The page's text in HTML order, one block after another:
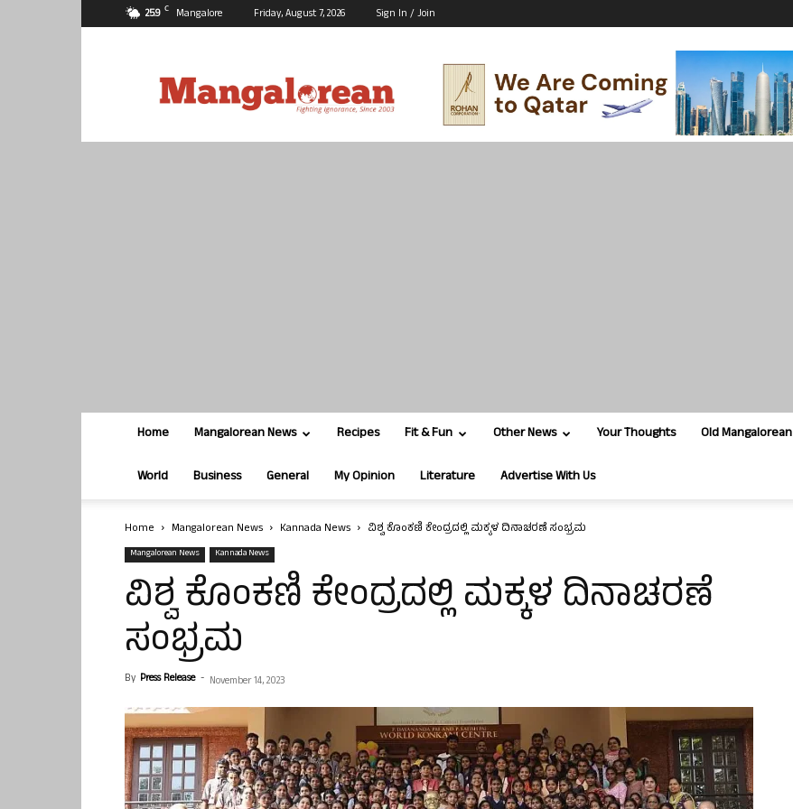
25.9 C Mangalore Friday, August 7, 2026 Sign In / Join
Home Mangalorean News Recipes Fit & Fun Other News Your Thoughts Old Mangalorean
World Business General My Opinion Literature Advertise With Us
Home Mangalorean News Kannada News ವಿಶ್ವ ಕೊಂಕಣಿ ಕೇಂದ್ರದಲ್ಲಿ ಮಕ್ಕಳ ದಿನಾಚರಣೆ ಸಂಭ್ರಮ
Mangalorean News Kannada News
ವಿಶ್ವ ಕೊಂಕಣಿ ಕೇಂದ್ರದಲ್ಲಿ ಮಕ್ಕಳ ದಿನಾಚರಣೆ
ಸಂಭ್ರಮ
By Press Release - November 14, 2023